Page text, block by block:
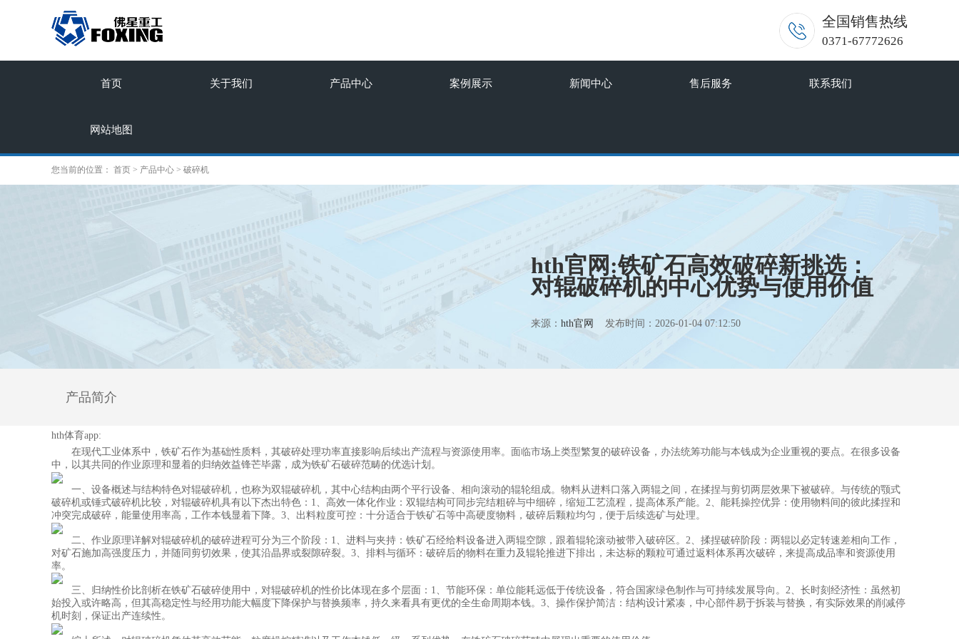
全国销售热线
0371-67772626
首页 关于我们 产品中心 案例展示 新闻中心 售后服务 联系我们
网站地图
您当前的位置： 首页 > 产品中心 > 破碎机
hth官网:铁矿石高效破碎新挑选：
对辊破碎机的中心优势与使用价值
来源： hth官网 发布时间：2026-01-04 07:12:50
产品简介
hth体育app:
在现代工业体系中，铁矿石作为基础性质料，其破碎处理功率直接影响后续出产流程与资源使用率。面临市场上类型繁复的破碎设备，办法统筹功能与本钱成为企业重视的要点。在很多设备
中，以其共同的作业原理和显着的归纳效益锋芒毕露，成为铁矿石破碎范畴的优选计划。
一、设备概述与结构特色对辊破碎机，也称为双辊破碎机，其中心结构由两个平行设备、相向滚动的辊轮组成。物料从进料口落入两辊之间，在揉捏与剪切两层效果下被破碎。与传统的颚式
破碎机或锤式破碎机比较，对辊破碎机具有以下杰出特色：1、高效一体化作业：双辊结构可同步完结粗碎与中细碎，缩短工艺流程，提高体系产能。2、能耗操控优异：使用物料间的彼此揉捏和
冲突完成破碎，能量使用率高，工作本钱显着下降。3、出料粒度可控：十分适合于铁矿石等中高硬度物料，破碎后颗粒均匀，便于后续选矿与处理。
二、作业原理详解对辊破碎机的破碎进程可分为三个阶段：1、进料与夹持：铁矿石经给料设备进入两辊空隙，跟着辊轮滚动被带入破碎区。2、揉捏破碎阶段：两辊以必定转速差相向工作，
对矿石施加高强度压力，并随同剪切效果，使其沿晶界或裂隙碎裂。3、排料与循环：破碎后的物料在重力及辊轮推进下排出，未达标的颗粒可通过返料体系再次破碎，来提高成品率和资源使用
率。
三、归纳性价比剖析在铁矿石破碎使用中，对辊破碎机的性价比体现在多个层面：1、节能环保：单位能耗远低于传统设备，符合国家绿色制作与可持续发展导向。2、长时刻经济性：虽然初
始投入或许略高，但其高稳定性与经用功能大幅度下降保护与替换频率，持久来看具有更优的全生命周期本钱。3、操作保护简洁：结构设计紧凑，中心部件易于拆装与替换，有实际效果的削减停
机时刻，保证出产连续性。